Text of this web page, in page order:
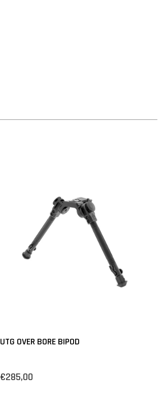
UTG OVER BORE BIPOD
€285,00